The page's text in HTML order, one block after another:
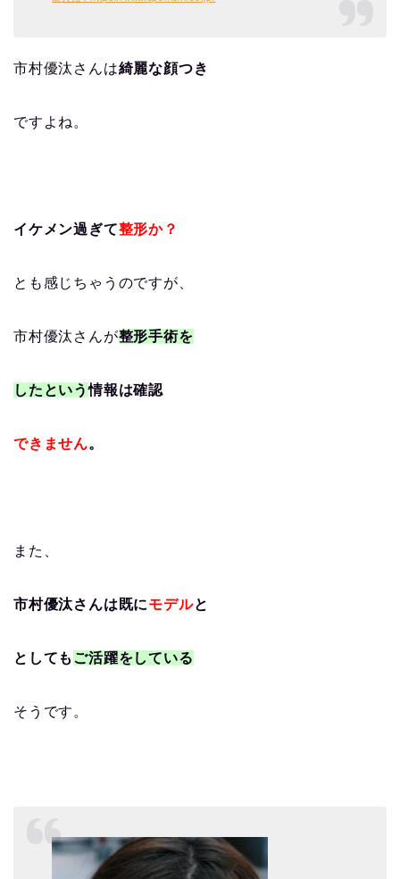
市村優汰さんは綺麗な顔つき
ですよね。
イケメン過ぎて整形か？
とも感じちゃうのですが、
市村優汰さんが整形手術を
したという情報は確認
できません。
また、
市村優汰さんは既にモデルと
としても ご活躍をしている
そうです。